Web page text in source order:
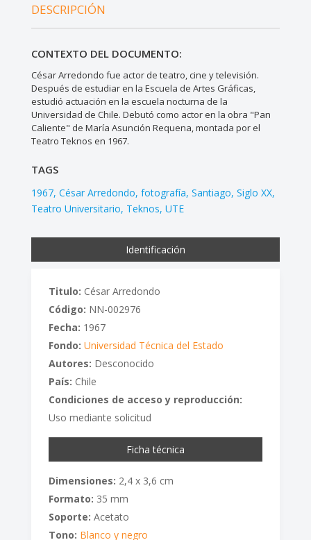
DESCRIPCIÓN
CONTEXTO DEL DOCUMENTO:
César Arredondo fue actor de teatro, cine y televisión.
Después de estudiar en la Escuela de Artes Gráficas,
estudió actuación en la escuela nocturna de la
Universidad de Chile. Debutó como actor en la obra "Pan
Caliente" de María Asunción Requena, montada por el
Teatro Teknos en 1967.
TAGS
1967 César Arredondo fotografía Santiago Siglo XX
Teatro Universitario Teknos UTE
Identificación
Titulo: César Arredondo
Código: NN-002976
Fecha: 1967
Fondo: Universidad Técnica del Estado
Autores: Desconocido
País: Chile
Condiciones de acceso y reproducción:
Uso mediante solicitud
Ficha técnica
Dimensiones: 2,4 x 3,6 cm
Formato: 35 mm
Soporte: Acetato
Tono: Blanco y negro